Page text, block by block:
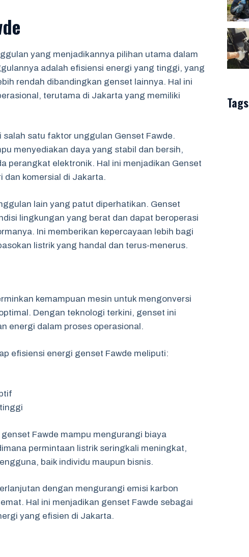
yang menjadikannya pilihan utama dalam
adalah efisiensi energi yang tinggi, yang
rendah dibandingkan genset lainnya. Hal ini
terutama di Jakarta yang memiliki
satu faktor unggulan Genset Fawde.
menyediakan daya yang stabil dan bersih,
perangkat elektronik. Hal ini menjadikan Genset
dan komersial di Jakarta.
lain yang patut diperhatikan. Genset
lingkungan yang berat dan dapat beroperasi
Ini memberikan kepercayaan lebih bagi
listrik yang handal dan terus-menerus.
kemampuan mesin untuk mengonversi
Dengan teknologi terkini, genset ini
energi dalam proses operasional.
efisiensi energi genset Fawde meliputi:
Fawde mampu mengurangi biaya
permintaan listrik seringkali meningkat,
baik individu maupun bisnis.
dengan mengurangi emisi karbon
Hal ini menjadikan genset Fawde sebagai
yang efisien di Jakarta.
Tags